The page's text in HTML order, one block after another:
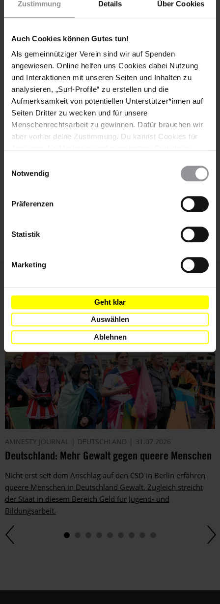
Zustimmung Details Über Cookies
Auch Cookies können Gutes tun!
Als gemeinnütziger Verein sind wir auf Spenden
angewiesen. Online helfen uns Cookies dabei Nutzung
und Interaktionen mit unseren Seiten und Inhalten zu
analysieren, „Surf-Profile“ zu erstellen und die
Aufmerksamkeit von potentiellen Unterstützer*innen auf
Seiten Dritter zu wecken und für unsere
Menschenrechtsarbeit zu gewinnen. Dafür brauchen wir
aber vorher deine Zustimmung. Du kannst Cookies für
wieder ändern. Diesen Banner kannst Du über den Link
Notwendig
Präferenzen
Statistik
Marketing
Geht klar
Auswählen
Ablehnen
Bleib informiert
Header
Text
Abonniere den Amnesty-Newsletter und mach dich
für die Menschenrechte stark!
Nachname
Ich habe die
Weitere Artikel
AMNESTY JOURNAL DEUTSCHLAND 31.07.2026
Deutschland: Mehr Gewalt gegen queere Menschen
Nicht erst seit dem Anschlag auf den CSD in Berlin erfahren
queere Menschen in Deutschland Gewalt. Zugleich streicht
der Staat in diesem Bereich Geld für Jugend- und
Bildungsarbeit.